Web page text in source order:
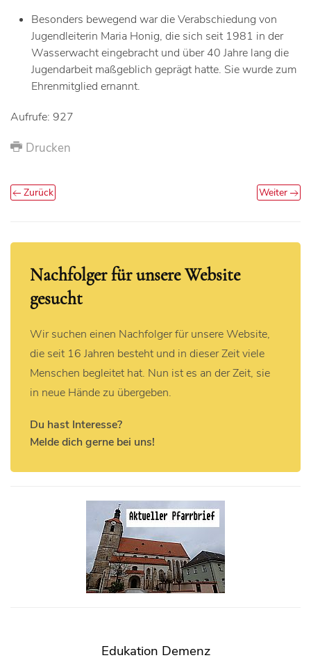
Besonders bewegend war die Verabschiedung von
Jugendleiterin Maria Honig, die sich seit 1981 in der
Wasserwacht eingebracht und über 40 Jahre lang die
Jugendarbeit maßgeblich geprägt hatte. Sie wurde zum
Ehrenmitglied ernannt.
Aufrufe: 927
Drucken
Zurück Weiter
Nachfolger für unsere Website
gesucht
Wir suchen einen Nachfolger für unsere Website,
die seit 16 Jahren besteht und in dieser Zeit viele
Menschen begleitet hat. Nun ist es an der Zeit, sie
in neue Hände zu übergeben.
Du hast Interesse?
Melde dich gerne bei uns!
Edukation Demenz